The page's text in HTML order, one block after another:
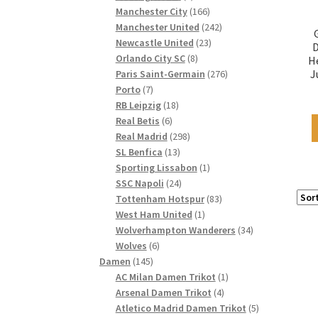
Produkte
Manchester City 166166
Produkte
Manchester United 242242
Newcastle United 2323
Orlando City SC 88
Produkte
Paris Saint-Germain 276276
Porto 77
Produkte
RB Leipzig 1818
Real Betis 66
Produkte
Real Madrid 298298
SL Benfica 1313
Produkte
Sporting Lissabon 11
SSC Napoli 2424
Produkte
Tottenham Hotspur 8383
West Ham United 11
Produkt
Wolverhampton Wanderers 3434
Wolves 66
Damen 145145
Produkte
AC Milan Damen Trikot 11
Arsenal Damen Trikot 44
Produkte
Atletico Madrid Damen Trikot 55